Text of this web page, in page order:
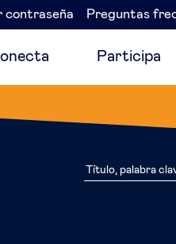
contraseña Preguntas
Participa